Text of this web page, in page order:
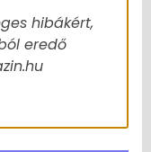
hibákért,
eredő